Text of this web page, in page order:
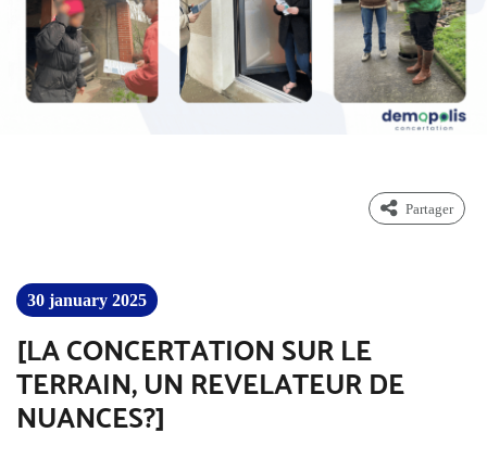
partager
30 january 2025
[LA CONCERTATION SUR LE
TERRAIN, UN REVELATEUR DE
NUANCES?]